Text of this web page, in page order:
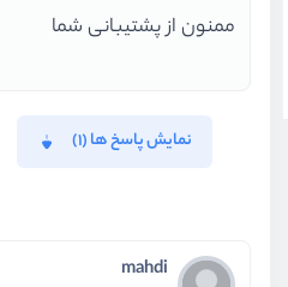
ممنون از پشتیبانی شما
نمایش پاسخ ها (1)
mahdi